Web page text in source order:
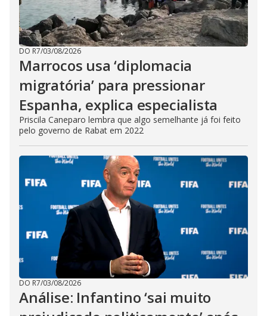
DO R7/03/08/2026
Marrocos usa ‘diplomacia
migratória’ para pressionar
Espanha, explica especialista
Priscila Caneparo lembra que algo semelhante já foi feito
pelo governo de Rabat em 2022
DO R7/03/08/2026
Análise: Infantino ‘sai muito